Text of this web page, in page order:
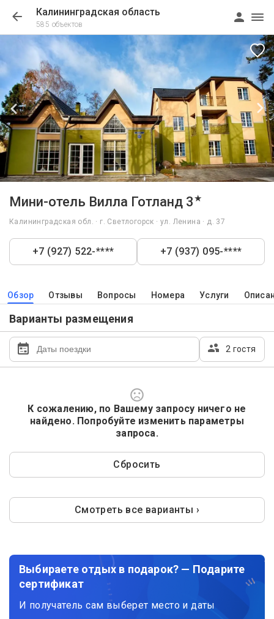
Калининградская область
585 объектов
Мини-отель Вилла Готланд 3★
Калининградская обл. · г. Светлогорск · ул. Ленина · д. 37
+7 (927) 522-**** +7 (937) 095-****
Обзор Отзывы Вопросы Номера Услуги
Варианты размещения
2 гостя
К сожалению, по Вашему запросу ничего не
найдено. Попробуйте изменить параметры
запроса.
Сбросить
Смотреть все варианты ›
Выбираете отдых в подарок? — Подарите
сертификат
И получатель сам выберет место и даты